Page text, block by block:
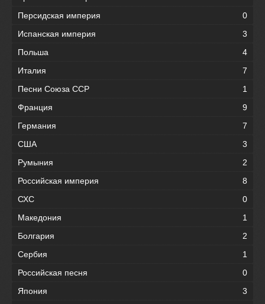
Персидская империя
0
Испанская империя
3
Польша
4
Италия
7
Песни Союза ССР
1
Франция
9
Германия
7
США
3
Румыния
2
Российская империя
8
СХС
0
Македония
1
Болгария
2
Сербия
1
Российская песня
0
Япония
3